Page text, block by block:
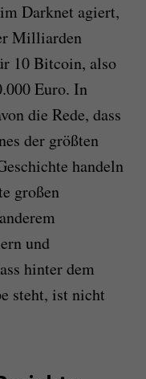
Darknet agiert,
Milliarden
10 Bitcoin, also
Euro. In
die Rede, dass
der größten
handeln
großen
und
hinter dem
steht, ist nicht